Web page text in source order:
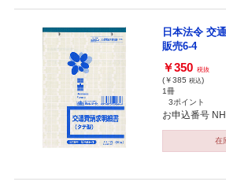
日本法令 交
販売6-4
￥350 税抜
(￥385 税込)
1冊
3ポイント
お申込番号
在